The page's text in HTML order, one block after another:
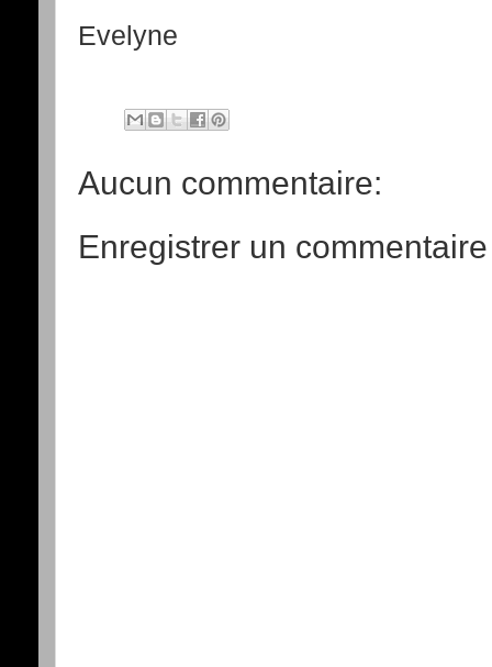
Evelyne
Aucun commentaire:
Enregistrer un commentaire